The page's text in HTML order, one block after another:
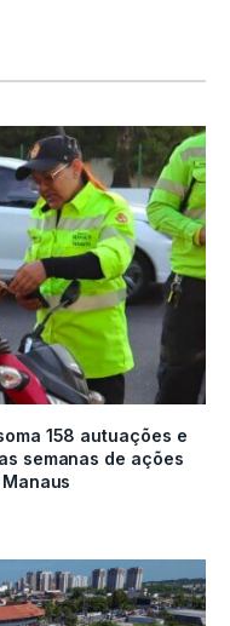
158 autuações e
semanas de ações